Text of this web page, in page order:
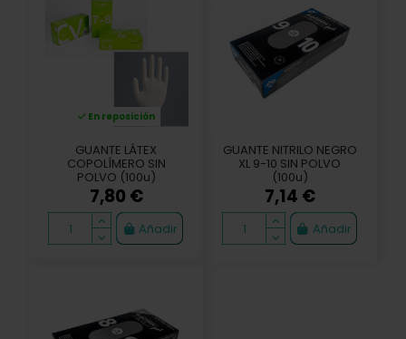
En reposición
GUANTE LÁTEX
COPOLÍMERO SIN
POLVO (100u)
7,80 €
Añadir
GUANTE NITRILO NEGRO
XL 9-10 SIN POLVO
(100u)
7,14 €
Añadir